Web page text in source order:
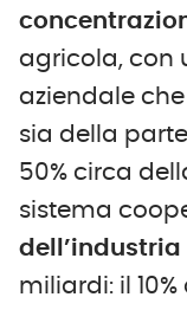
agricola, con
aziendale
sia della
50% circa
sistema
dell’industria
miliardi: il